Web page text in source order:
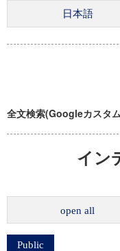
全文検索(Googleカスタ
イン
open all
Public